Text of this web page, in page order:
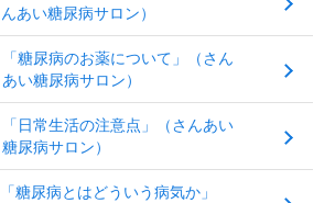
んあい糖尿病サロン）
「糖尿病のお薬について」（さん
あい糖尿病サロン）
「日常生活の注意点」（さんあい
糖尿病サロン）
「糖尿病とはどういう病気か」